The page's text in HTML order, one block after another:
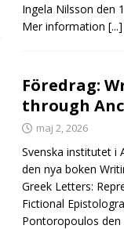
Ingela Nilsson den
Mer information [...]
Föredrag:
through
maj 2, 2026
Svenska institutet i
den nya boken
Greek Letters:
Fictional
Pontoropoulos den